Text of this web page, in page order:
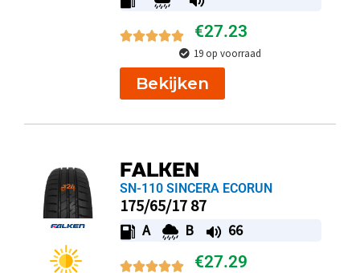
€27.23
19 op voorraad
Bekijken
FALKEN
SN-110 SINCERA ECORUN
175/65/17 87
A B 66
€27.29